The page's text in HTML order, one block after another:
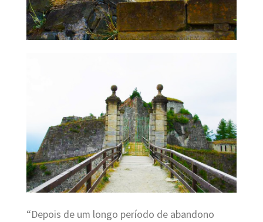
“Depois de um longo período de abandono